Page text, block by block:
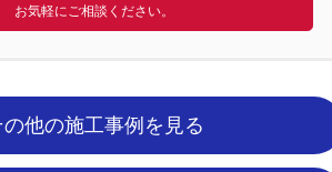
お気軽にご相談ください。
の他の施工事例を見る